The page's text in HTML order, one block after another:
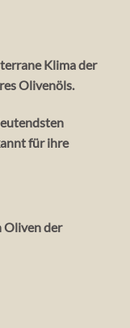
Klima der
Olivenöls.
für ihre
Oliven der